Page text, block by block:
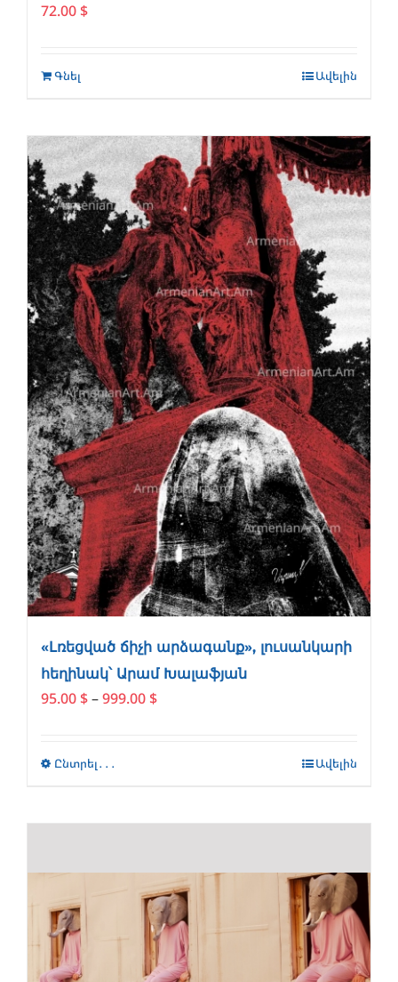
72.00 $
Գնել Ավելին
«Լռեցված ճիչի արձագանք», լուսանկարի
հեղինակ՝ Արամ Խալաֆյան
95.00 $–999.00 $Price
Ընտրել․․․
multiple
The
options
be
chosen
Ավելին